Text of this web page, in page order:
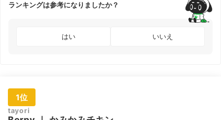
ランキングは参考になりましたか？
はい いいえ
1位
tayori